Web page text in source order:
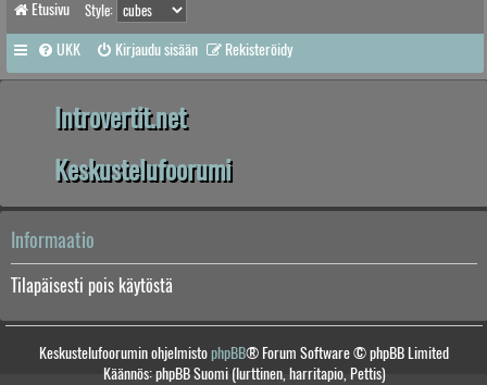
Etusivu Style:
UKK Kirjaudu sisään Rekisteröidy
Introvertit.net
Keskustelufoorumi
Informaatio
Tilapäisesti pois käytöstä
Keskustelufoorumin ohjelmistophpBB® Forum Software © phpBB Limited
Käännös: phpBB Suomi (lurttinen, harritapio, Pettis)